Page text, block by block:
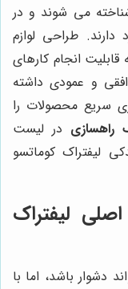
می‌ شوند و در
دارند. طراحی لوازم
انجام کارهای
و عمودی داشته
سریع محصولات را
راهسازی در لیست
لیفتراک کوماتسو
لیفتراک
دشوار باشد، اما با